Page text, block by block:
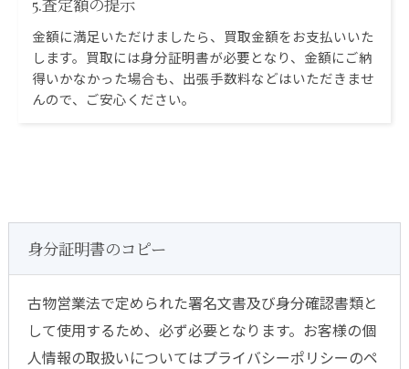
金額に満足いただけましたら、買取金額をお支払いいた
します。買取には身分証明書が必要となり、金額にご納
得いかなかった場合も、出張手数料などはいただきませ
んので、ご安心ください。
身分証明書のコピー
古物営業法で定められた署名文書及び身分確認書類と
して使用するため、必ず必要となります。お客様の個
人情報の取扱いについてはプライバシーポリシーのペ